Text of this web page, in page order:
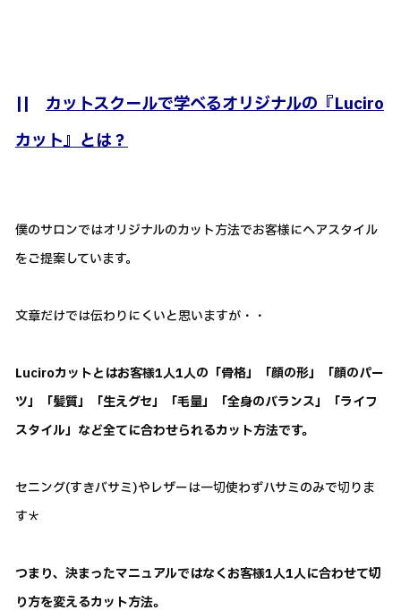
|| カットスクールで学べるオリジナルの『Luciro
カット』とは？
僕のサロンではオリジナルのカット方法でお客様にヘアスタイル
をご提案しています。
文章だけでは伝わりにくいと思いますが・・
Luciroカットとはお客様1人1人の「骨格」「顔の形」「顔のパー
ツ」「髪質」「生えグセ」「毛量」「全身のバランス」「ライフ
スタイル」など全てに合わせられるカット方法です。
セニング(すきバサミ)やレザーは一切使わずハサミのみで切りま
す＊
つまり、決まったマニュアルではなくお客様1人1人に合わせて切
り方を変えるカット方法。